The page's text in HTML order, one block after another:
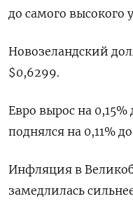
до самого высокого
Новозеландский
$0,6299​.
Евро вырос на 0,15%
поднялся на 0,11%
Инфляция в
замедлилась